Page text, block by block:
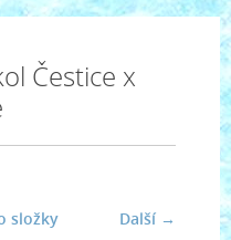
Čestice x
Další →
složky